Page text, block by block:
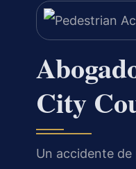
City
Un accidente